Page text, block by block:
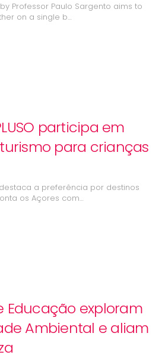
Professor Paulo Sargento aims to
on a single b…
participa em
para crianças
a preferência por destinos
os Açores com…
Educação exploram
Ambiental e aliam